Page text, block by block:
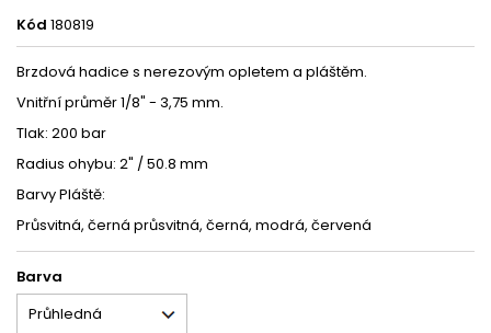
Kód 180819
Brzdová hadice s nerezovým opletem a pláštěm.
Vnitřní průměr 1/8" - 3,75 mm.
Tlak: 200 bar
Radius ohybu: 2" / 50.8 mm
Barvy Pláště:
Průsvitná, černá průsvitná, černá, modrá, červená
Barva